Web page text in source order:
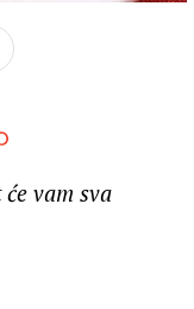
vam sva